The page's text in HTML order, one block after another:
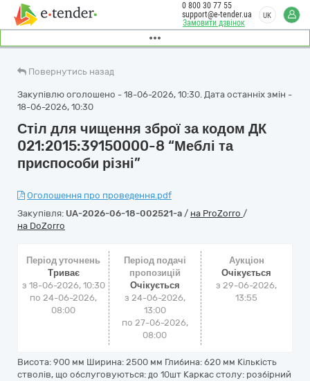
Замовити дзвінок
0 800 30 77 55
support@e-tender.ua
UK
Повернутись назад
Закупівлю оголошено - 18-06-2026, 10:30. Дата останніх змін -
18-06-2026, 10:30
Стіл для чищення зброї за кодом ДК
021:2015:39150000-8 “Меблі та
приспособи різні”
Оголошення про проведення.pdf
Закупівля: UA-2026-06-18-002521-a / на ProZorro /
на DoZorro
Період уточнень
Триває
з 18-06-2026, 10:30
по 24-06-2026,
08:00
Період подачі
пропозицій
Очікується
з 24-06-2026,
13:00
по 27-06-2026,
08:00
Аукціон
Очікується
з29-06-2026,
13:55
Висота: 900 мм Ширина: 2500 мм Глибина: 620 мм Кількість
стволів, що обслуговуються: до 10шт Каркас столу: розбірний